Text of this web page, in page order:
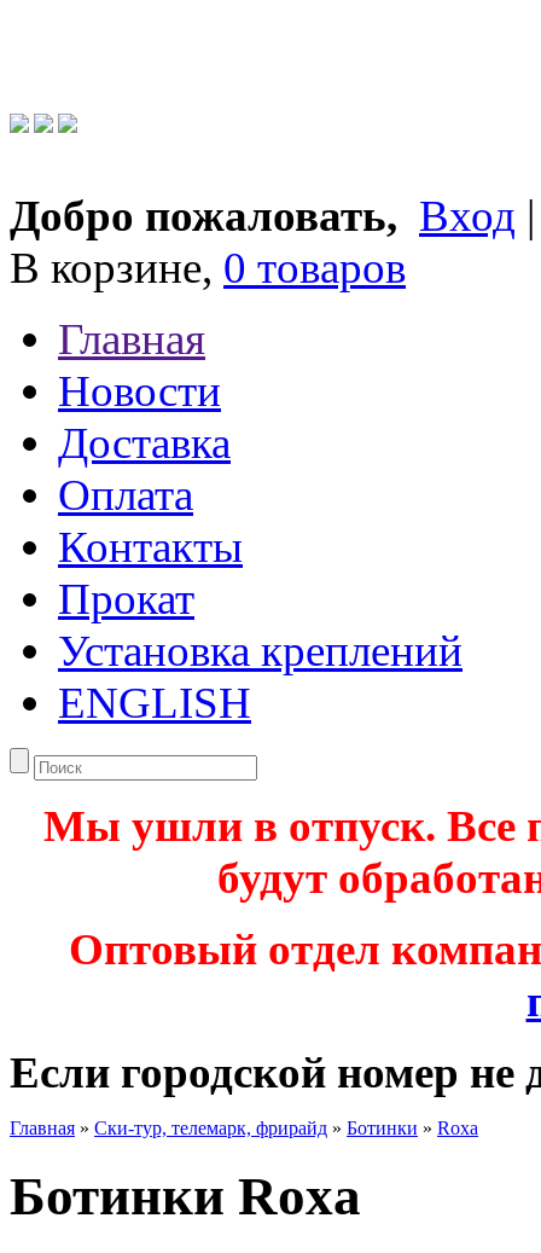
Добро пожаловать, Вход
В корзине, 0 товаров
Главная
Новости
Доставка
Оплата
Контакты
Прокат
Установка креплений
ENGLISH
Мы ушли в отпуск. Все
будут
Оптовый отдел
Если городской номер не
Главная » Ски-тур, телемарк, фрирайд » Ботинки » Roxa
Ботинки Roxa